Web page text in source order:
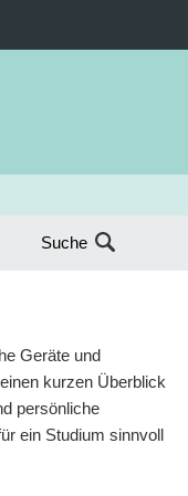
Suche
Geräte und
kurzen Überblick
persönliche
ein Studium sinnvoll